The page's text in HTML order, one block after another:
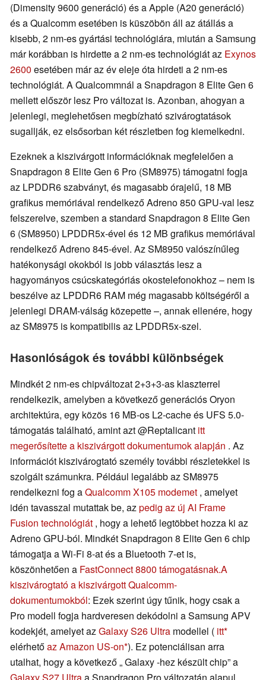
(Dimensity 9600 generáció) és a Apple (A20 generáció)
és a Qualcomm esetében is küszöbön áll az átállás a
kisebb, 2 nm-es gyártási technológiára, miután a Samsung
már korábban is hirdette a 2 nm-es technológiát az Exynos
2600 esetében már az év eleje óta hirdeti a 2 nm-es
technológiát. A Qualcommnál a Snapdragon 8 Elite Gen 6
mellett először lesz Pro változat is. Azonban, ahogyan a
jelenlegi, meglehetősen megbízható szivárogtatások
sugallják, ez elsősorban két részletben fog kiemelkedni.
Ezeknek a kiszivárgott információknak megfelelően a
Snapdragon 8 Elite Gen 6 Pro (SM8975) támogatni fogja
az LPDDR6 szabványt, és magasabb órajelű, 18 MB
grafikus memóriával rendelkező Adreno 850 GPU-val lesz
felszerelve, szemben a standard Snapdragon 8 Elite Gen
6 (SM8950) LPDDR5x-ével és 12 MB grafikus memóriával
rendelkező Adreno 845-ével. Az SM8950 valószínűleg
hatékonysági okokból is jobb választás lesz a
hagyományos csúcskategóriás okostelefonokhoz – nem is
beszélve az LPDDR6 RAM még magasabb költségéről a
jelenlegi DRAM-válság közepette –, annak ellenére, hogy
az SM8975 is kompatibilis az LPDDR5x-szel.
Hasonlóságok és további különbségek
Mindkét 2 nm-es chipváltozat 2+3+3-as klaszterrel
rendelkezik, amelyben a következő generációs Oryon
architektúra, egy közös 16 MB-os L2-cache és UFS 5.0-
támogatás található, amint azt @Reptalicant itt
megerősítette a kiszivárgott dokumentumok alapján . Az
információt kiszivárogtató személy további részletekkel is
szolgált számunkra. Például legalább az SM8975
rendelkezni fog aQualcomm X105 modemet , amelyet
idén tavasszal mutattak be, azpedig az új AI Frame
Fusion technológiát , hogy a lehető legtöbbet hozza ki az
Adreno GPU-ból. Mindkét Snapdragon 8 Elite Gen 6 chip
támogatja a Wi-Fi 8-at és a Bluetooth 7-et is,
köszönhetően a FastConnect 8800 támogatásnak.A
kiszivárogtató a kiszivárgott Qualcomm-
dokumentumokból: Ezek szerint úgy tűnik, hogy csak a
Pro modell fogja hardveresen dekódolni a Samsung APV
kodekjét, amelyet azGalaxy S26 Ultra modellel ( itt
elérhetőaz Amazon US-on ). Ez potenciálisan arra
utalhat, hogy a következő „ Galaxy -hez készült chip” a